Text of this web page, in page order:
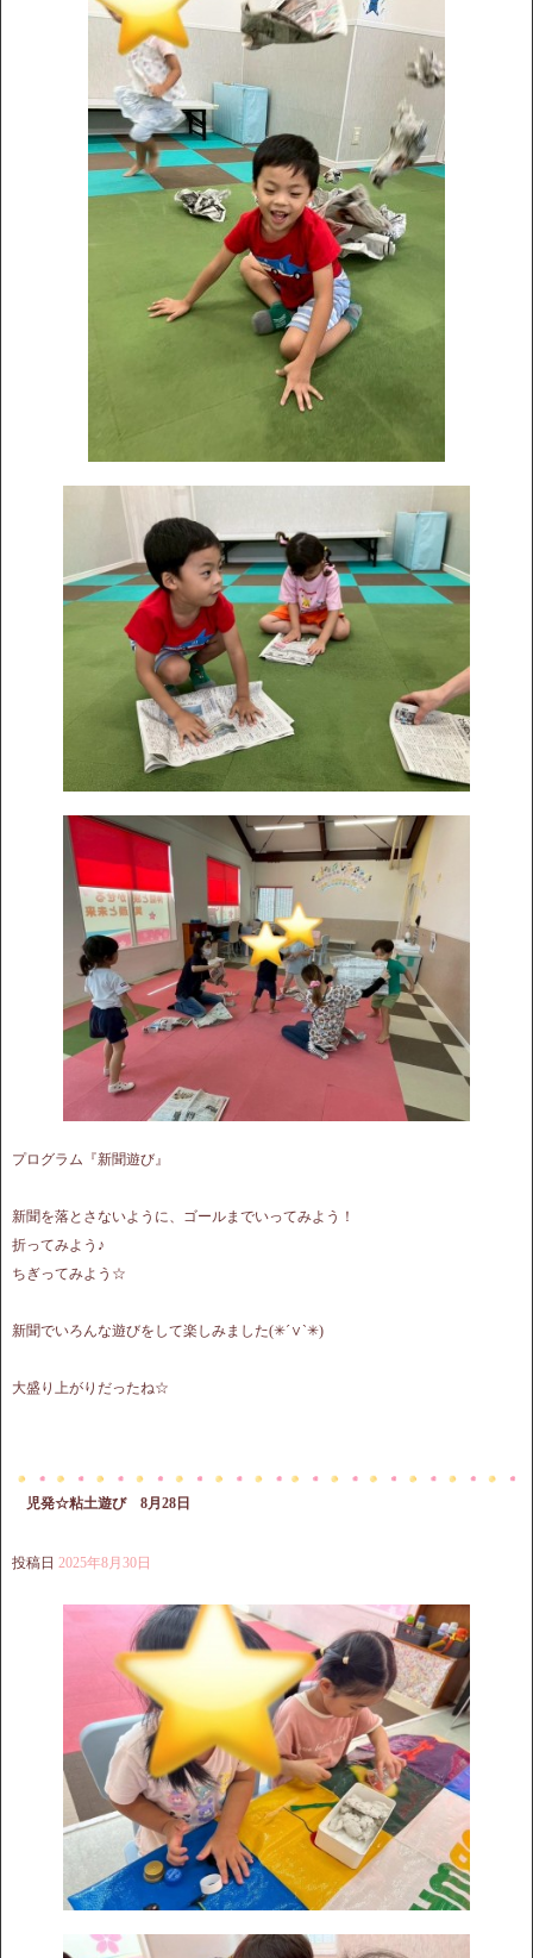
プログラム『新聞遊び』
新聞を落とさないように、ゴールまでいってみよう！
折ってみよう♪
ちぎってみよう☆
新聞でいろんな遊びをして楽しみました(✳︎´∨︎`✳︎)
大盛り上がりだったね☆
児発☆粘土遊び 8月28日
投稿日 2025年8月30日